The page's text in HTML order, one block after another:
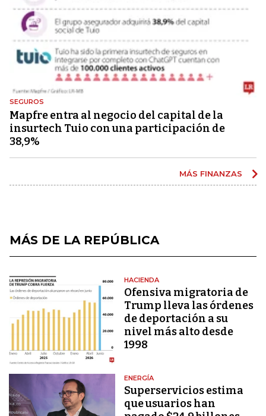
SEGUROS
Mapfre entra al negocio del capital de la
insurtech Tuio con una participación de
38,9%
MÁS FINANZAS
MÁS DE LA REPÚBLICA
HACIENDA
Ofensiva migratoria de
Trump lleva las órdenes
de deportación a su
nivel más alto desde
1998
ENERGÍA
Superservicios estima
que usuarios han